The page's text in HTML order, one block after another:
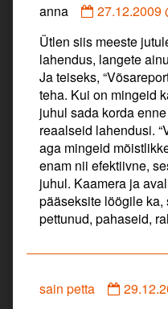
anna
Comment
anna
published
on
27.12.2009
Ütlen siis meeste
lahendus, langete
Ja teiseks,
teha. Kui on mingeid
juhul sada korda
reaalseid lahendusi.
aga mingeid
enam nii efektiivne,
juhul. Kaamera ja
pääseksite löögile
pettunud, pahaseid,
sain petta